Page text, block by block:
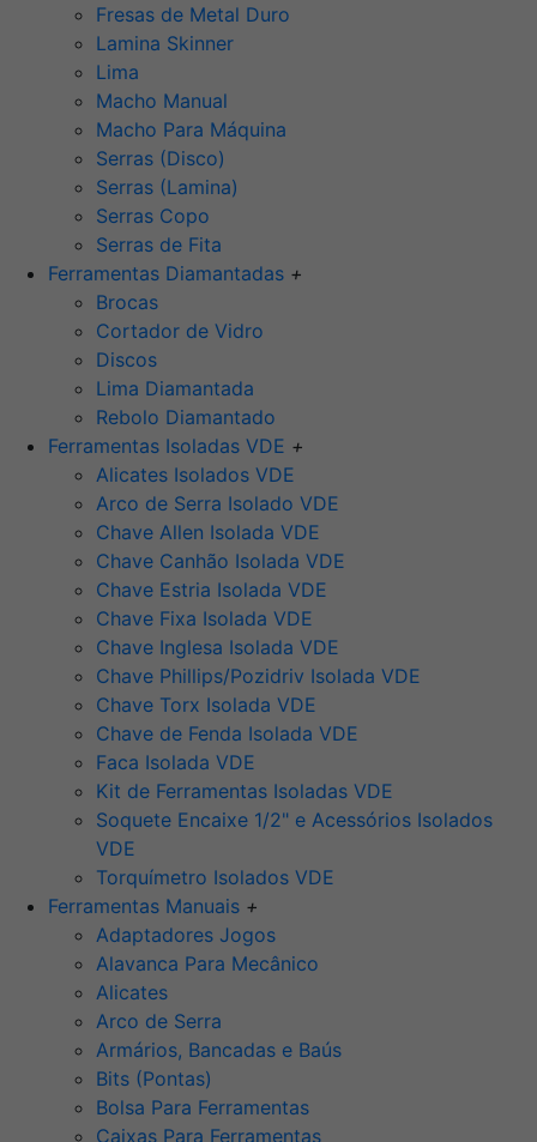
Fresas de Metal Duro
Lamina Skinner
Lima
Macho Manual
Macho Para Máquina
Serras (Disco)
Serras (Lamina)
Serras Copo
Serras de Fita
Ferramentas Diamantadas +
Brocas
Cortador de Vidro
Discos
Lima Diamantada
Rebolo Diamantado
Ferramentas Isoladas VDE +
Alicates Isolados VDE
Arco de Serra Isolado VDE
Chave Allen Isolada VDE
Chave Canhão Isolada VDE
Chave Estria Isolada VDE
Chave Fixa Isolada VDE
Chave Inglesa Isolada VDE
Chave Phillips/Pozidriv Isolada VDE
Chave Torx Isolada VDE
Chave de Fenda Isolada VDE
Faca Isolada VDE
Kit de Ferramentas Isoladas VDE
Soquete Encaixe 1/2" e Acessórios Isolados
VDE
Torquímetro Isolados VDE
Ferramentas Manuais +
Adaptadores Jogos
Alavanca Para Mecânico
Alicates
Arco de Serra
Armários, Bancadas e Baús
Bits (Pontas)
Bolsa Para Ferramentas
Caixas Para Ferramentas